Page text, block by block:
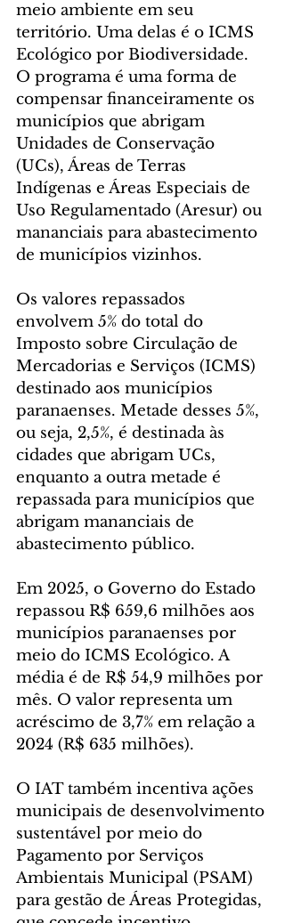
meio ambiente em seu
território. Uma delas é o ICMS
Ecológico por Biodiversidade.
O programa é uma forma de
compensar financeiramente os
municípios que abrigam
Unidades de Conservação
(UCs), Áreas de Terras
Indígenas e Áreas Especiais de
Uso Regulamentado (Aresur) ou
mananciais para abastecimento
de municípios vizinhos.
Os valores repassados
envolvem 5% do total do
Imposto sobre Circulação de
Mercadorias e Serviços (ICMS)
destinado aos municípios
paranaenses. Metade desses 5%,
ou seja, 2,5%, é destinada às
cidades que abrigam UCs,
enquanto a outra metade é
repassada para municípios que
abrigam mananciais de
abastecimento público.
Em 2025, o Governo do Estado
repassou R$ 659,6 milhões aos
municípios paranaenses por
meio do ICMS Ecológico. A
média é de R$ 54,9 milhões por
mês. O valor representa um
acréscimo de 3,7% em relação a
2024 (R$ 635 milhões).
O IAT também incentiva ações
municipais de desenvolvimento
sustentável por meio do
Pagamento por Serviços
Ambientais Municipal (PSAM)
para gestão de Áreas Protegidas,